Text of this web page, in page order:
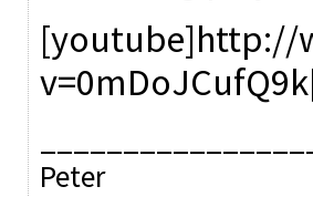
[youtube]http://
Peter